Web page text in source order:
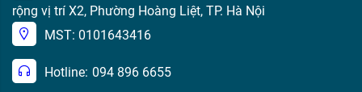
rộng vị trí X2, Phường Hoàng Liệt, TP. Hà Nội
MST: 0101643416
Hotline: 094 896 6655